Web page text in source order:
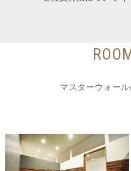
マスターウォー